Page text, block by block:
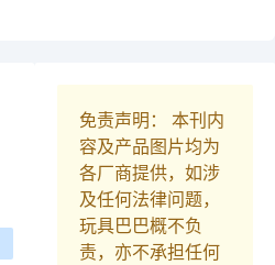
免责声明： 本刊内
容及产品图片均为
各厂商提供，如涉
及任何法律问题，
玩具巴巴概不负
责，亦不承担任何